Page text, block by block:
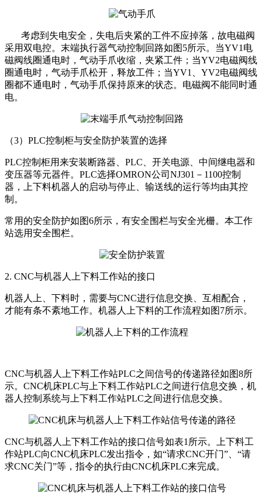
考虑到失电安全，失电后夹紧的工件不应掉落，故电磁阀
采用双电控。末端执行器气动控制回路如图5所示。当YV1电
磁阀线圈通电时，气动手爪收缩，夹紧工件；当YV2电磁阀线
圈通电时，气动手爪松开，释放工件；当YV1、YV2电磁阀线
圈都不通电时，气动手爪保持原来的状态。电磁阀不能同时通
电。
（3）PLC控制柜与安全防护装置的选择
PLC控制柜用来安装断路器、PLC、开关电源、中间继电器和
变压器等元器件。PLC选择OMRON公司NJ301－1100控制
器，上下料机器人的启动与停止、输送线的运行等均由其控
制。
常用的安全防护如图6所示，有安全围栏与安全光栅。本工作
站选用安全围栏。
2. CNC与机器人上下料工作站的接口
机器人上、下料时，需要与CNC进行信息交换、互相配合，
才能有条不紊地工作。机器人上下料的工作流程如图7所示。
CNC与机器人上下料工作站PLC之间信号的传递路径如图8所
示。CNC机床PLC与上下料工作站PLC之间进行信息交换，机
器人控制系统与上下料工作站PLC之间进行信息交换。
CNC与机器人上下料工作站的接口信号如表1所示。上下料工
作站PLC向CNC机床PLC发出指令，如“请求CNC开门”、“请
求CNC关门”等，指令的执行由CNC机床PLC来完成。